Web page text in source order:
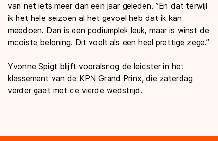
van net iets meer dan een jaar geleden. ’’En dat terwijl
ik het hele seizoen al het gevoel heb dat ik kan
meedoen. Dan is een podiumplek leuk, maar is winst de
mooiste beloning. Dit voelt als een heel prettige zege.’’
Yvonne Spigt blijft vooralsnog de leidster in het
klassement van de KPN Grand Prinx, die zaterdag
verder gaat met de vierde wedstrijd.